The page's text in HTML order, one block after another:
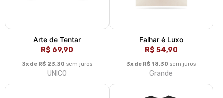
Arte de Tentar
R$ 69,90
3x de R$ 23,30 sem juros
UNICO
Falhar é Luxo
R$ 54,90
3x de R$ 18,30 sem juros
Grande